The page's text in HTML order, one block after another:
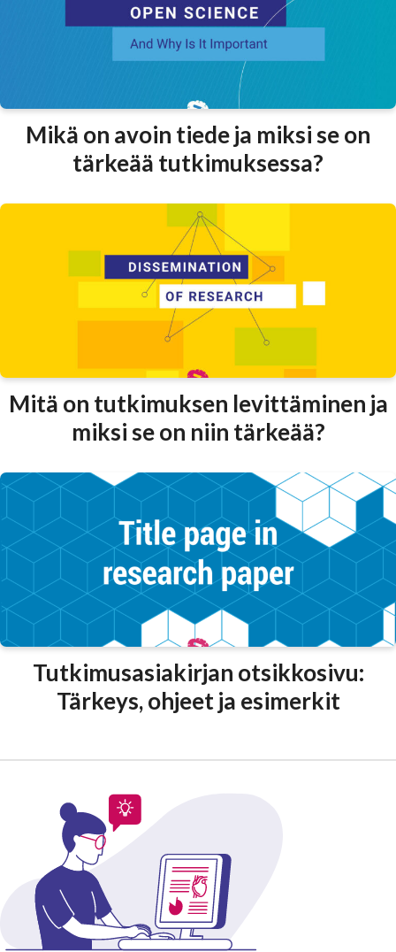
Mikä on avoin tiede ja miksi se on
tärkeää tutkimuksessa?
Mitä on tutkimuksen levittäminen ja
miksi se on niin tärkeää?
Tutkimusasiakirjan otsikkosivu:
Tärkeys, ohjeet ja esimerkit